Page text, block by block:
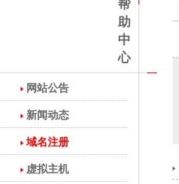
帮
助
中
心
网站公告
新闻动态
域名注册
虚拟主机